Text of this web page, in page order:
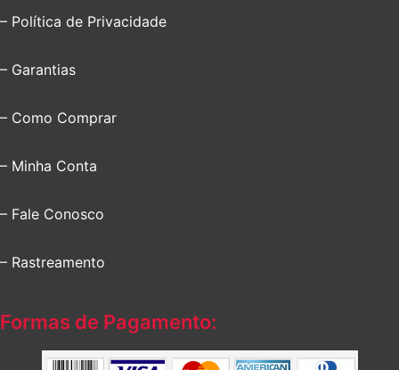
– Política de Privacidade
– Garantias
– Como Comprar
– Minha Conta
– Fale Conosco
– Rastreamento
Formas de Pagamento: